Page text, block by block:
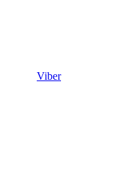
Viber